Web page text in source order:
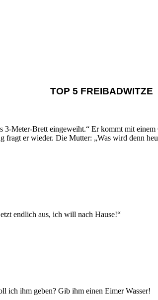
TOP 5 FREIBADWITZE
Meter-Brett eingeweiht.“ Er kommt mit
er wieder. Die Mutter: „Was wird denn
endlich aus, ich will nach Hause!“
ich ihm geben? Gib ihm einen Eimer Wasser!